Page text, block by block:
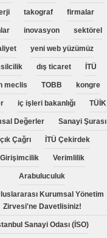
takograf firmalar
inovasyon sektörel
yeni web yüzümüz
dış ticaret İTÜ
meclis TOBB kongre
iç işleri bakanlığı TÜİK
Değerler Sanayi Şurası
Çağrı İTÜ Çekirdek
Girişimcilik Verimlilik
Arabuluculuk
Kurumsal Yönetim
Zirvesi'ne Davetlisiniz!
Sanayi Odası (İSO)